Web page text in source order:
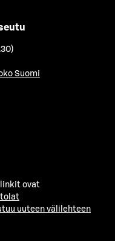
Suomi
ovat
uuteen välilehteen